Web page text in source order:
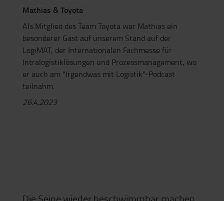
Mathias & Toyota
Als Mitglied des Team Toyota war Mathias ein
besonderer Gast auf unserem Stand auf der
LogiMAT, der Internationalen Fachmesse für
Intralogistiklösungen und Prozessmanagement, wo
er auch am "Irgendwas mit Logistik"-Podcast
teilnahm.
26.4.2023